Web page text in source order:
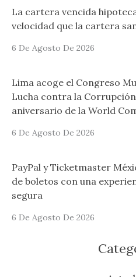
La cartera vencida
velocidad que la cartera
6 De Agosto De 2026
Lima acoge el Congreso
Lucha contra la
aniversario de la World
6 De Agosto De 2026
PayPal y Ticketmaster
de boletos con una
segura
6 De Agosto De 2026